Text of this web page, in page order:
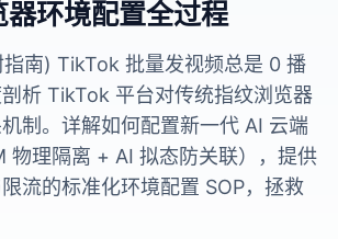
环境配置全过程
南) TikTok 批量发视频总是 0 播
析 TikTok 平台对传统指纹浏览器
制。详解如何配置新一代 AI 云端
物理隔离 + AI 拟态防关联），提供
流的标准化环境配置 SOP，拯救